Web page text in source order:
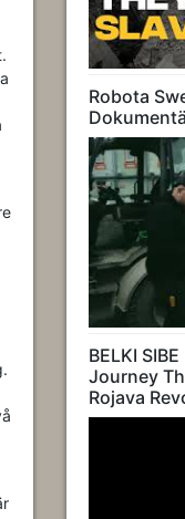
Robota
BELKI
Journey
Rojava